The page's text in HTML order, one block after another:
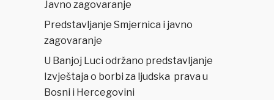
Javno zagovaranje
Predstavljanje Smjernica i javno
zagovaranje
U Banjoj Luci održano predstavljanje
Izvještaja o borbi za ljudska prava u
Bosni i Hercegovini